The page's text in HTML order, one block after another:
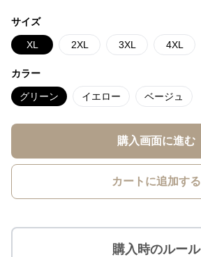
サイズ
XL 2XL 3XL 4XL
カラー
グリーン イエロー ベージュ
購入画面に進む
カートに追加する
購入時のルール